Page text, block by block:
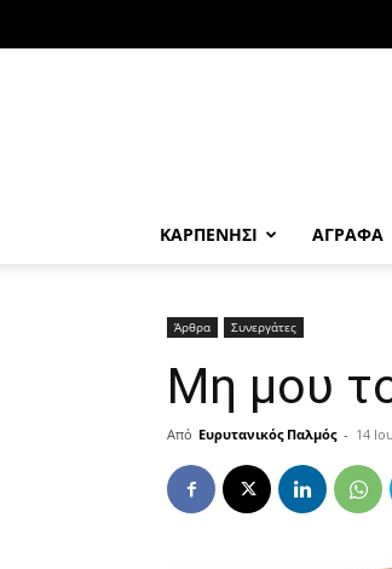
ΚΑΡΠΕΝΗΣΙ ΑΓΡΑΦΑ
Άρθρα Συνεργάτες
Μη μου
Από Ευρυτανικός Παλμός - 14